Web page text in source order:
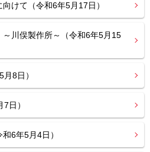
けて（令和6年5月17日）
川俣製作所～（令和6年5月15
8日）
日）
6年5月4日）